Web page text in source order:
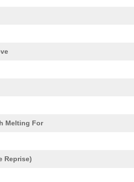
Melting For
Reprise)